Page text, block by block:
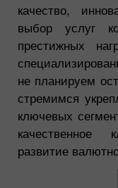
качество,
выбор услуг
престижных
не планируем
стремимся
ключевых
качественное
развитие